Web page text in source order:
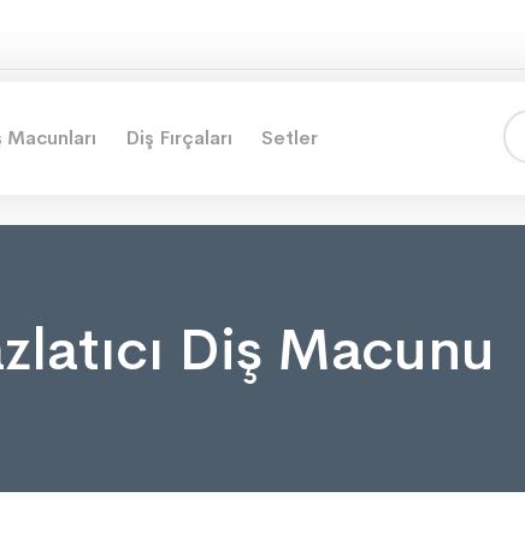
Macunları Diş Fırçaları Setler
Diş Macunu